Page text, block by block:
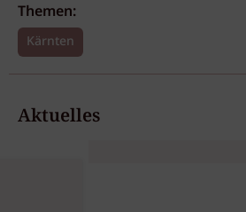
Themen:
Kärnten
Aktuelles